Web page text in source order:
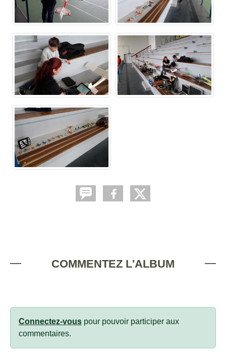
COMMENTEZ L'ALBUM
Connectez-vous pour pouvoir participer aux
commentaires.